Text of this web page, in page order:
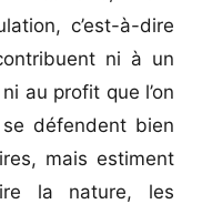
c’est-à-dire
ni à un
au profit que l’on
défendent bien
mais estiment
la nature, les